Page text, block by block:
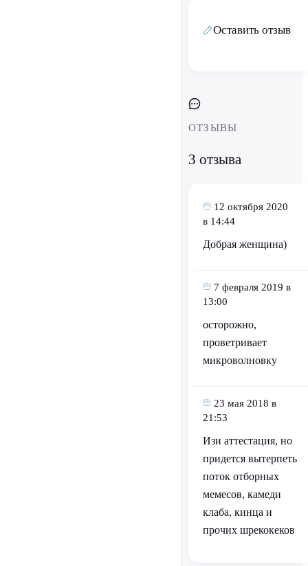
Оставить отзыв
ОТЗЫВЫ
3 отзыва
12 октября 2020
в 14:44
Добрая женщина)
7 февраля 2019 в
13:00
осторожно,
проветривает
микроволновку
23 мая 2018 в
21:53
Изи аттестация, но
придется вытерпеть
поток отборных
мемесов, камеди
клаба, кинца и
прочих шрекокеков